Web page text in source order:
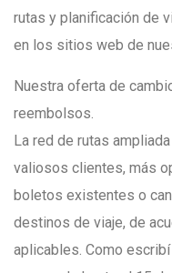
rutas y planificación de
en los sitios web de
Nuestra oferta de
reembolsos.
La red de rutas
valiosos clientes, más
boletos existentes o
destinos de viaje, de
aplicables. Como